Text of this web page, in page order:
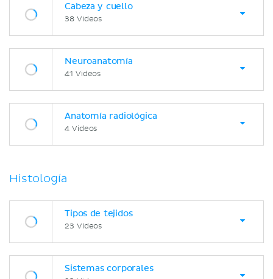
Cabeza y cuello
38 Videos
Neuroanatomía
41 Videos
Anatomía radiológica
4 Videos
Histología
Tipos de tejidos
23 Videos
Sistemas corporales